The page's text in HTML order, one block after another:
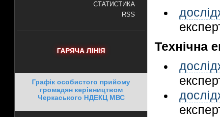
СТАТИСТИКА
RSS
ГАРЯЧА ЛІНІЯ
Графік особистого прийому
громадян керівництвом
Черкаського НДЕКЦ МВС
Технічна